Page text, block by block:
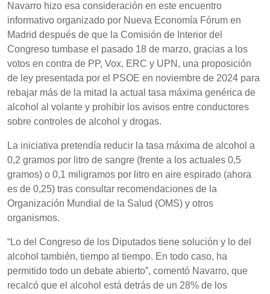
Navarro hizo esa consideración en este encuentro
informativo organizado por Nueva Economía Fórum en
Madrid después de que la Comisión de Interior del
Congreso tumbase el pasado 18 de marzo, gracias a los
votos en contra de PP, Vox, ERC y UPN, una proposición
de ley presentada por el PSOE en noviembre de 2024 para
rebajar más de la mitad la actual tasa máxima genérica de
alcohol al volante y prohibir los avisos entre conductores
sobre controles de alcohol y drogas.
La iniciativa pretendía reducir la tasa máxima de alcohol a
0,2 gramos por litro de sangre (frente a los actuales 0,5
gramos) o 0,1 miligramos por litro en aire espirado (ahora
es de 0,25) tras consultar recomendaciones de la
Organización Mundial de la Salud (OMS) y otros
organismos.
“Lo del Congreso de los Diputados tiene solución y lo del
alcohol también, tiempo al tiempo. En todo caso, ha
permitido todo un debate abierto”, comentó Navarro, que
recalcó que el alcohol está detrás de un 28% de los